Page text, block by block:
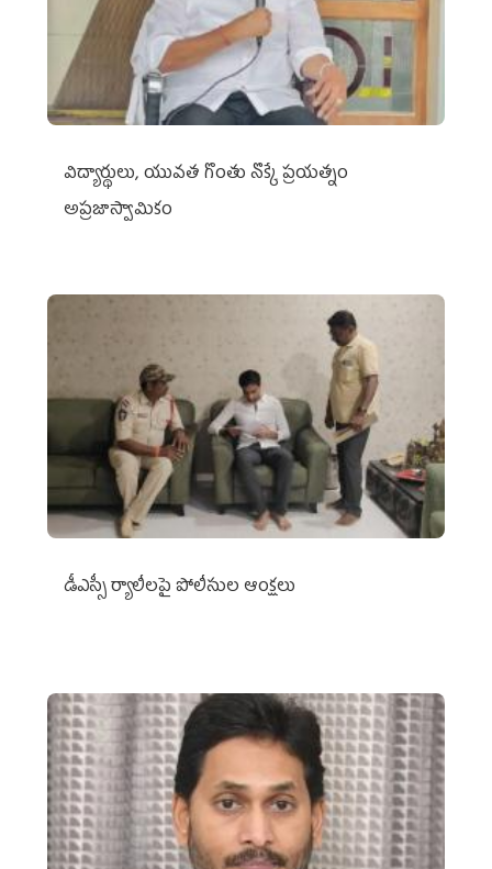
విద్యార్థులు, యువత గొంతు నొక్కే ప్రయత్నం
అప్రజాస్వామికం
డీఎస్సీ ర్యాలీలపై పోలీసుల ఆంక్షలు